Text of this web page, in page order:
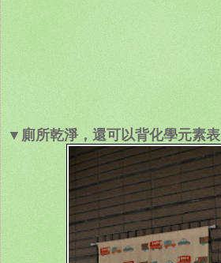
▼廁所乾淨，還可以背化學元素表